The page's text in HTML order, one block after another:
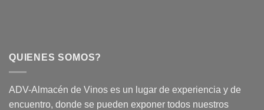
QUIENES SOMOS?
ADV-Almacén de Vinos es un lugar de experiencia y de
encuentro, donde se pueden exponer todos nuestros